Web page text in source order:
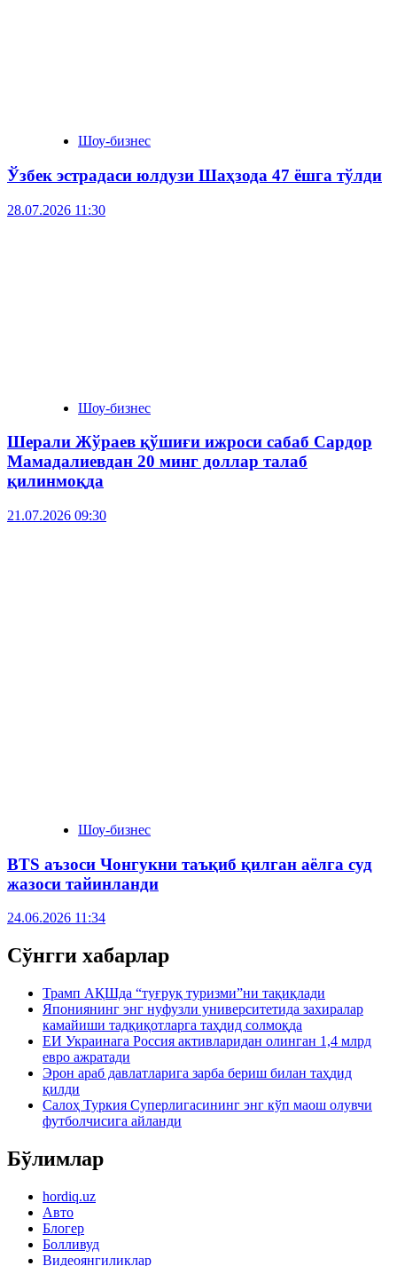
Шоу-бизнес
Ўзбек эстрадаси юлдузи Шаҳзода 47 ёшга тўлди
28.07.2026 11:30
Шоу-бизнес
Шерали Жўраев қўшиғи ижроси сабаб Сардор
Мамадалиевдан 20 минг доллар талаб
қилинмоқда
21.07.2026 09:30
Шоу-бизнес
BTS аъзоси Чонгукни таъқиб қилган аёлга суд
жазоси тайинланди
24.06.2026 11:34
Сўнгги хабарлар
Трамп АҚШда “туғруқ туризми”ни тақиқлади
Япониянинг энг нуфузли университетида захиралар
камайиши тадқиқотларга таҳдид солмоқда
ЕИ Украинага Россия активларидан олинган 1,4 млрд
евро ажратади
Эрон араб давлатларига зарба бериш билан таҳдид
қилди
Салоҳ Туркия Суперлигасининг энг кўп маош олувчи
футболчисига айланди
Бўлимлар
hordiq.uz
Авто
Блогер
Болливуд
Видеоянгиликлар